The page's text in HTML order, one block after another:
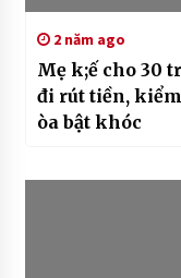
2 năm ago
Mẹ k;ế cho 30
đi rút tiền,
òa bật khóc